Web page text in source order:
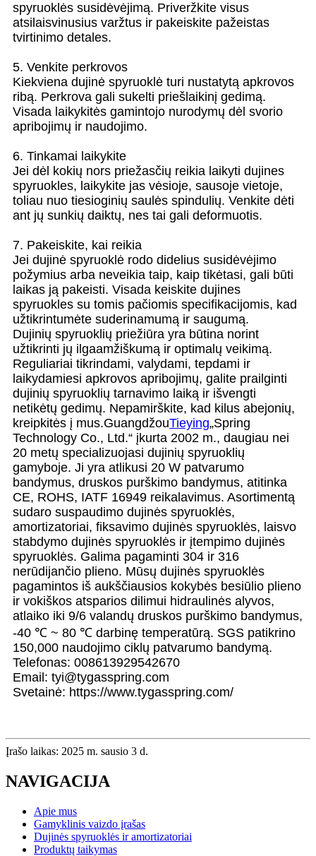
spyruoklės susidėvėjimą. Priveržkite visus
atsilaisvinusius varžtus ir pakeiskite pažeistas
tvirtinimo detales.
5. Venkite perkrovos
Kiekviena dujinė spyruoklė turi nustatytą apkrovos
ribą. Perkrova gali sukelti priešlaikinį gedimą.
Visada laikykitės gamintojo nurodymų dėl svorio
apribojimų ir naudojimo.
6. Tinkamai laikykite
Jei dėl kokių nors priežasčių reikia laikyti dujines
spyruokles, laikykite jas vėsioje, sausoje vietoje,
toliau nuo tiesioginių saulės spindulių. Venkite dėti
ant jų sunkių daiktų, nes tai gali deformuotis.
7. Pakeiskite, kai reikia
Jei dujinė spyruoklė rodo didelius susidėvėjimo
požymius arba neveikia taip, kaip tikėtasi, gali būti
laikas ją pakeisti. Visada keiskite dujines
spyruokles su tomis pačiomis specifikacijomis, kad
užtikrintumėte suderinamumą ir saugumą.
Dujinių spyruoklių priežiūra yra būtina norint
užtikrinti jų ilgaamžiškumą ir optimalų veikimą.
Reguliariai tikrindami, valydami, tepdami ir
laikydamiesi apkrovos apribojimų, galite prailginti
dujinių spyruoklių tarnavimo laiką ir išvengti
netikėtų gedimų. Nepamirškite, kad kilus abejonių,
kreipkitės į mus.GuangdžouTieying„Spring
Technology Co., Ltd.“ įkurta 2002 m., daugiau nei
20 metų specializuojasi dujinių spyruoklių
gamyboje. Ji yra atlikusi 20 W patvarumo
bandymus, druskos purškimo bandymus, atitinka
CE, ROHS, IATF 16949 reikalavimus. Asortimentą
sudaro suspaudimo dujinės spyruoklės,
amortizatoriai, fiksavimo dujinės spyruoklės, laisvo
stabdymo dujinės spyruoklės ir įtempimo dujinės
spyruoklės. Galima pagaminti 304 ir 316
nerūdijančio plieno. Mūsų dujinės spyruoklės
pagamintos iš aukščiausios kokybės besiūlio plieno
ir vokiškos atsparios dilimui hidraulinės alyvos,
atlaiko iki 9/6 valandų druskos purškimo bandymus,
-40 ℃ ~ 80 ℃ darbinę temperatūrą. SGS patikrino
150,000 naudojimo ciklų patvarumo bandymą.
Telefonas: 008613929542670
Email: tyi@tygasspring.com
Svetainė: https://www.tygasspring.com/
Įrašo laikas: 2025 m. sausio 3 d.
NAVIGACIJA
Apie mus
Gamyklinis vaizdo įrašas
Dujinės spyruoklės ir amortizatoriai
Produktų taikymas